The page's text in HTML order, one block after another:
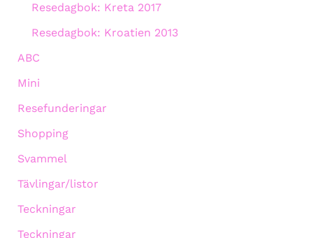
Resedagbok: Kreta 2017
Resedagbok: Kroatien 2013
ABC
Mini
Resefunderingar
Shopping
Svammel
Tävlingar/listor
Teckningar
Teckningar